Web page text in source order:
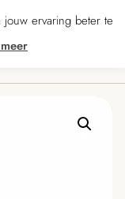
met je bestelling •
jouw ervaring beter te